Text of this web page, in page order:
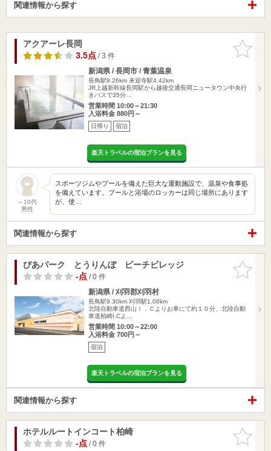
関連情報から探す
お気に入
りに追加
アクアーレ長岡
3.5点/ 3 件
新潟県 / 長岡市 / 青葉温泉
長鳥駅9.26km 来迎寺駅4.42km
JR上越新幹線長岡駅から越後交通長岡ニュータウン中央行
きバスで35分…
営業時間 10:00～21:30
入浴料金 880円～
日帰り 宿泊
楽天トラベルの宿泊プランを見る
～10代
男性
スポーツジムやプールを備えた巨大な運動施設で、温泉や食事処
を備えています。プールと浴場のロッカーは同じ場所にあります
が、使…
関連情報から探す
お気に入
りに追加
ぴあパーク とうりんぼ ピーチビレッジ
-点/ 0 件
新潟県 / 刈羽郡刈羽村
長鳥駅9.30km 刈羽駅1.08km
北陸自動車道西山Ｉ．Ｃよりお車にて約１０分、北陸自動
車道柏崎I.Cよ…
営業時間 10:00～22:00
入浴料金 700円～
宿泊
楽天トラベルの宿泊プランを見る
関連情報から探す
お気に入
りに追加
ホテルルートインコート柏崎
-点/ 0 件